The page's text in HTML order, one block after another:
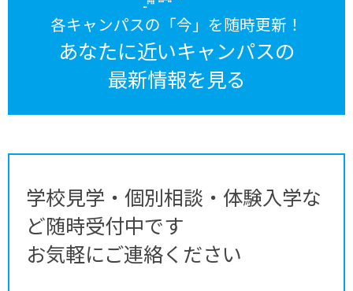
各キャンパスの「今」を随時更新！
あなたに近いキャンパスの
最新情報を見る
学校見学・個別相談・体験入学な
ど随時受付中です
お気軽にご連絡ください